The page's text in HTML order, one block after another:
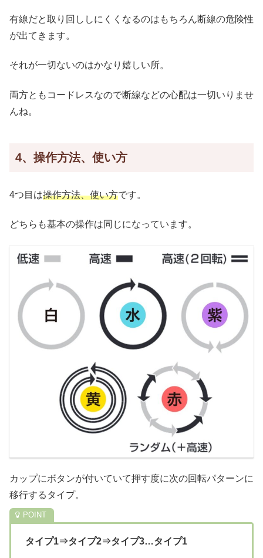
有線だと取り回ししにくくなるのはもちろん断線の危険性
が出てきます。
それが一切ないのはかなり嬉しい所。
両方ともコードレスなので断線などの心配は一切いりませ
んね。
4、操作方法、使い方
4つ目は操作方法、使い方です。
どちらも基本の操作は同じになっています。
カップにボタンが付いていて押す度に次の回転パターンに
移行するタイプ。
タイプ1⇒タイプ2⇒タイプ3…タイプ1